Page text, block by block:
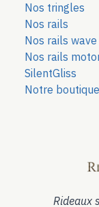
Nos tringles
Nos rails
Nos rails wave
Nos rails
SilentGliss
Notre
Rideaux